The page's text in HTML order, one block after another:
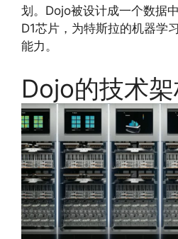
划。Dojo被设计成一个数据
D1芯片，为特斯拉的机器学
能力。
Dojo的技术